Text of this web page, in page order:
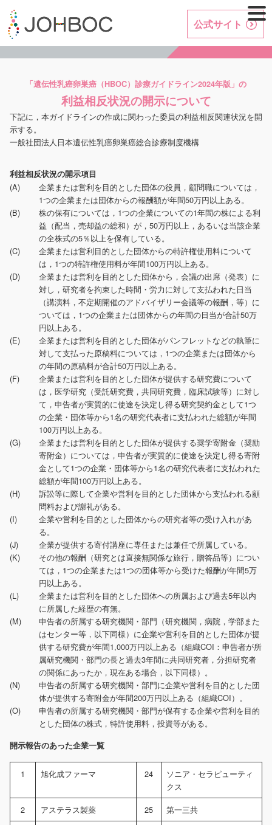
公式サイト
「遺伝性乳癌卵巣癌（HBOC）診療ガイドライン2024年版」の
利益相反状況の開示について
下記に，本ガイドラインの作成に関わった委員の利益相反関連状況を開
示する。
一般社団法人日本遺伝性乳癌卵巣癌総合診療制度機構
利益相反状況の開示項目
(A)
企業または営利を目的とした団体の役員，顧問職については，
1つの企業または団体からの報酬額が年間50万円以上ある。
(B)
株の保有については，1つの企業についての1年間の株による利
益（配当，売却益の総和）が，50万円以上，あるいは当該企業
の全株式の5％以上を保有している。
(C)
企業または営利目的とした団体からの特許権使用料について
は，1つの特許権使用料が年間100万円以上ある。
(D)
企業または営利を目的とした団体から，会議の出席（発表）に
対し，研究者を拘束した時間・労力に対して支払われた日当
（講演料，不定期開催のアドバイザリー会議等の報酬，等）に
ついては，1つの企業または団体からの年間の日当が合計50万
円以上ある。
(E)
企業または営利を目的とした団体がパンフレットなどの執筆に
対して支払った原稿料については，1つの企業または団体から
の年間の原稿料が合計50万円以上ある。
(F)
企業または営利を目的とした団体が提供する研究費について
は，医学研究（受託研究費，共同研究費，臨床試験等）に対し
て，申告者が実質的に使途を決定し得る研究契約金として1つ
の企業・団体等から1名の研究代表者に支払われた総額が年間
100万円以上ある。
(G)
企業または営利を目的とした団体が提供する奨学寄附金（奨励
寄附金）については，申告者が実質的に使途を決定し得る寄附
金として1つの企業・団体等から1名の研究代表者に支払われた
総額が年間100万円以上ある。
(H)
訴訟等に際して企業や営利を目的とした団体から支払われる顧
問料および謝礼がある。
(I)
企業や営利を目的とした団体からの研究者等の受け入れがあ
る。
(J)
企業が提供する寄付講座に専任または兼任で所属している。
(K)
その他の報酬（研究とは直接無関係な旅行，贈答品等）につい
ては，1つの企業または1つの団体等から受けた報酬が年間5万
円以上ある。
(L)
企業または営利を目的とした団体への所属および過去5年以内
に所属した経歴の有無。
(M)
申告者の所属する研究機関・部門（研究機関，病院，学部また
はセンター等，以下同様）に企業や営利を目的とした団体が提
供する研究費が年間1,000万円以上ある（組織COI：申告者が所
属研究機関・部門の長と過去3年間に共同研究者，分担研究者
の関係にあったか，現在ある場合，以下同様）。
(N)
申告者の所属する研究機関・部門に企業や営利を目的とした団
体が提供する寄附金が年間200万円以上ある（組織COI）。
(O)
申告者の所属する研究機関・部門が保有する企業や営利を目的
とした団体の株式，特許使用料，投資等がある。
開示報告のあった企業一覧
1 旭化成ファーマ 24
ソニア・セラピューティ
クス
2
アステラス製薬 25
第一三共